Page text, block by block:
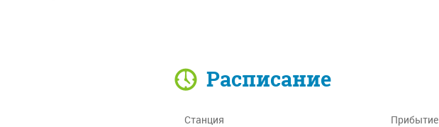
Расписание
Станция Прибытие